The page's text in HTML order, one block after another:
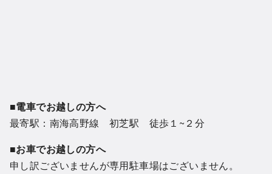
■電車でお越しの方へ
最寄駅：南海高野線 初芝駅 徒歩１~２分
■お車でお越しの方へ
申し訳ございませんが専用駐車場はございません。